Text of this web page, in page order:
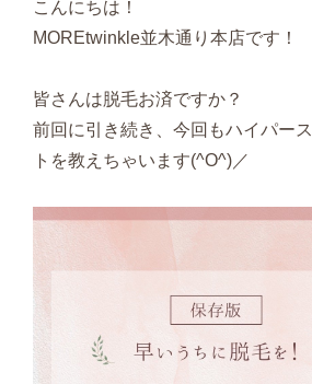
こんにちは！
MOREtwinkle並木通り本店です！
皆さんは脱毛お済ですか？
前回に引き続き、今回もハイパー
トを教えちゃいます(^O^)／